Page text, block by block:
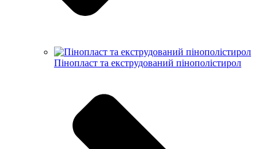
Пінопласт та екструдований пінополістирол